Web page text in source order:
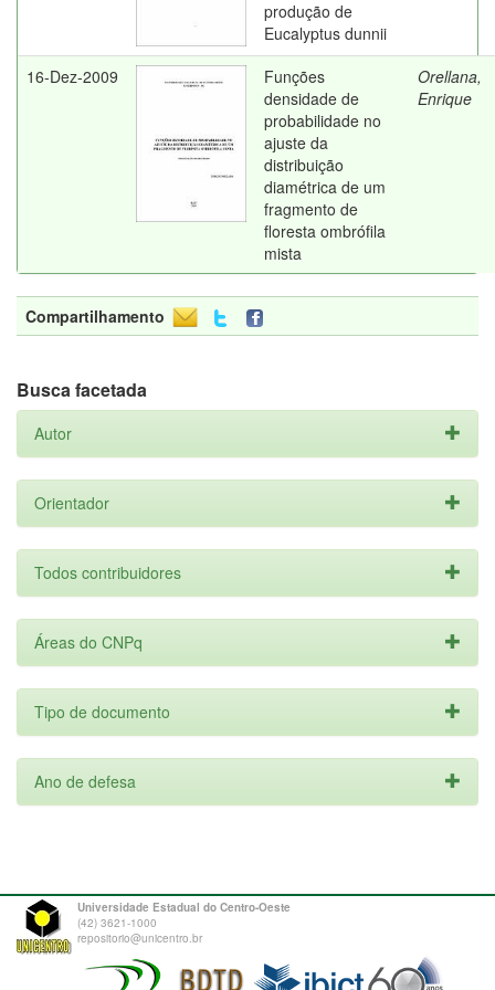
produção de
Eucalyptus dunnii
16-Dez-2009
Funções
densidade de
probabilidade no
ajuste da
distribuição
diamétrica de um
fragmento de
floresta ombrófila
mista
Orellana,
Enrique
Compartilhamento
Busca facetada
Autor
Orientador
Todos contribuidores
Áreas do CNPq
Tipo de documento
Ano de defesa
Universidade Estadual do Centro-Oeste
(42) 3621-1000
repositorio@unicentro.br